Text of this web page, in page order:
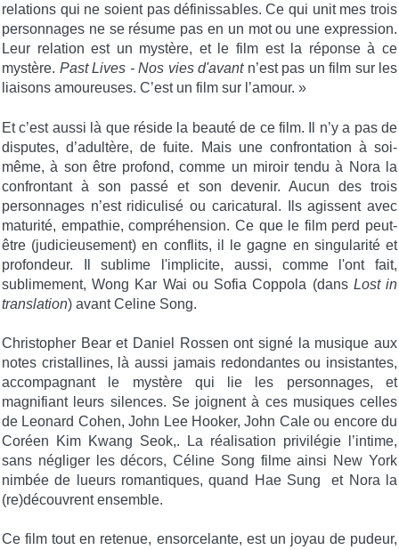
relations qui ne soient pas définissables. Ce qui unit mes trois
personnages ne se résume pas en un mot ou une expression.
Leur relation est un mystère, et le film est la réponse à ce
mystère. Past Lives - Nos vies d'avantn’est pas un film sur les
liaisons amoureuses. C’est un film sur l’amour. »
Et c’est aussi là que réside la beauté de ce film. Il n’y a pas de
disputes, d’adultère, de fuite. Mais une confrontation à soi-
même, à son être profond, comme un miroir tendu à Nora la
confrontant à son passé et son devenir. Aucun des trois
personnages n’est ridiculisé ou caricatural. Ils agissent avec
maturité, empathie, compréhension. Ce que le film perd peut-
être (judicieusement) en conflits, il le gagne en singularité et
profondeur. Il sublime l'implicite, aussi, comme l'ont fait,
sublimement, Wong Kar Wai ou Sofia Coppola (dans Lost in
translation) avant Celine Song.
Christopher Bear et Daniel Rossen ont signé la musique aux
notes cristallines, là aussi jamais redondantes ou insistantes,
accompagnant le mystère qui lie les personnages, et
magnifiant leurs silences. Se joignent à ces musiques celles
de Leonard Cohen, John Lee Hooker, John Cale ou encore du
Coréen Kim Kwang Seok,. La réalisation privilégie l’intime,
sans négliger les décors, Céline Song filme ainsi New York
nimbée de lueurs romantiques, quand Hae Sung et Nora la
(re)découvrent ensemble.
Ce film tout en retenue, ensorcelante, est un joyau de pudeur,